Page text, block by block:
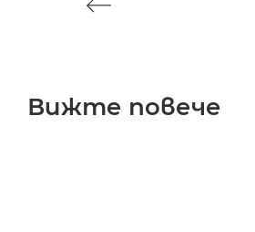
Вижте повече